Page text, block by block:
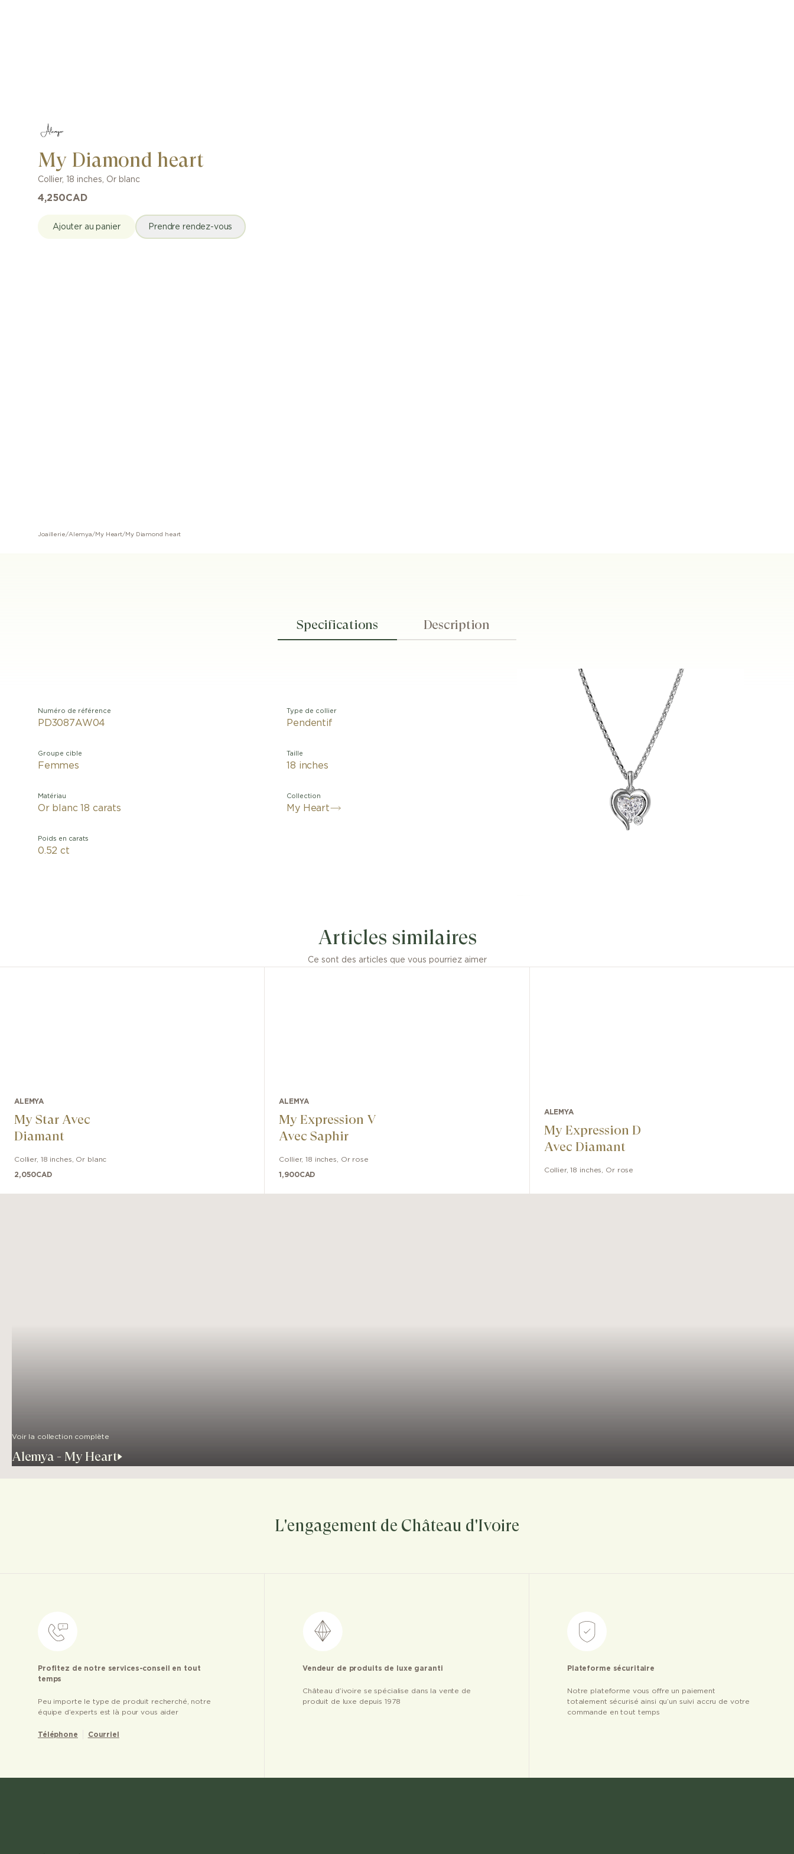
My Diamond heart
Collier, 18 inches, Or blanc
4,250CAD
Ajouter au panier Prendre rendez-vous
Joaillerie/Alemya/ My Heart/ My Diamond heart
Specifications Description
Numéro de référence
PD3087AW04
Groupe cible
Femmes
Matériau
Or blanc 18 carats
Poids en carats
0.52 ct
Type de collier
Pendentif
Taille
18 inches
Collection
My Heart
Articles similaires
Ce sont des articles que vous pourriez aimer
ALEMYA
My Star Avec
Diamant
Collier, 18 inches Or blanc
2,050CAD
ALEMYA
My Expression V
Avec Saphir
Collier,18 inches Or rose
1,900CAD
ALEMYA
My Expression D
Avec Diamant
Collier,18 inches Or rose
Voir la collection complète
Alemya - My Heart
L'engagement de Château d'Ivoire
Profitez de notre services-conseil en tout
temps
Peu importe le type de produit recherché, notre
équipe d’experts est là pour vous aider
Téléphone Courriel
Vendeur de produits de luxe garanti
Château d’ivoire se spécialise dans la vente de
produit de luxe depuis 1978
Plateforme sécuritaire
Notre plateforme vous offre un paiement
totalement sécurisé ainsi qu’un suivi accru de votre
commande en tout temps